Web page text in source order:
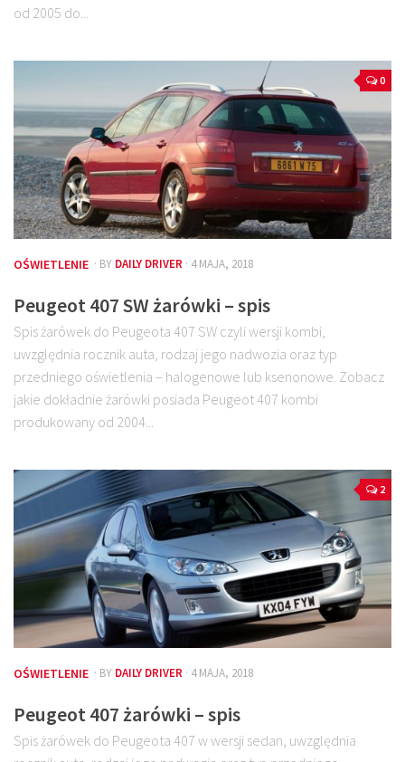
od 2005 do...
0
OŚWIETLENIE · BY DAILY DRIVER · 4 MAJA, 2018
Peugeot 407 SW żarówki – spis
Spis żarówek do Peugeota 407 SW czyli wersji kombi,
uwzględnia rocznik auta, rodzaj jego nadwozia oraz typ
przedniego oświetlenia – halogenowe lub ksenonowe. Zobacz
jakie dokładnie żarówki posiada Peugeot 407 kombi
produkowany od 2004...
2
OŚWIETLENIE · BY DAILY DRIVER · 4 MAJA, 2018
Peugeot 407 żarówki – spis
Spis żarówek do Peugeota 407 w wersji sedan, uwzględnia